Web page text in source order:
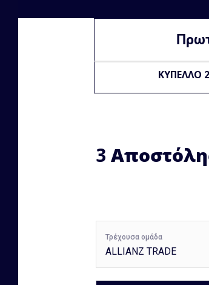
ΚΥΠΕΛΛΟ
3
Τρέχουσα ομάδα
ALLIANZ TRADE